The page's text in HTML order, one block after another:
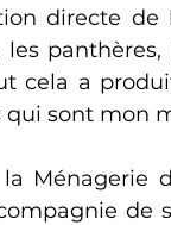
directe
panthères,
cela a
sont mon
Ménagerie
de